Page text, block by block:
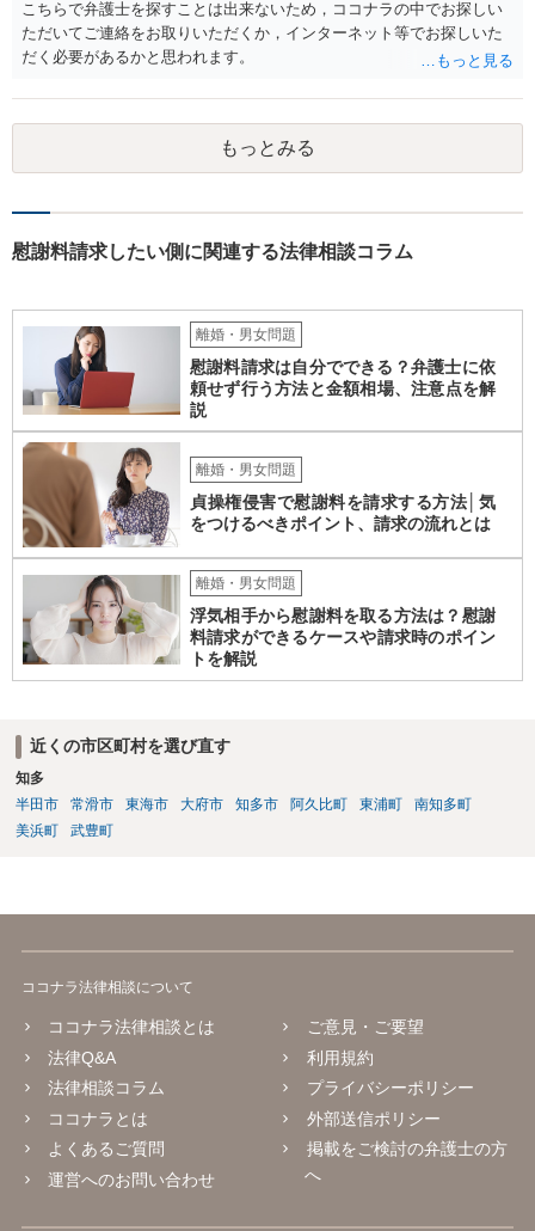
こちらで弁護士を探すことは出来ないため，ココナラの中でお探しい
ただいてご連絡をお取りいただくか，インターネット等でお探しいた
だく必要があるかと思われます。
もっとみる
慰謝料請求したい側に関連する法律相談コラム
離婚・男女問題
慰謝料請求は自分でできる？弁護士に依
頼せず行う方法と金額相場、注意点を解
説
離婚・男女問題
貞操権侵害で慰謝料を請求する方法│気
をつけるべきポイント、請求の流れとは
離婚・男女問題
浮気相手から慰謝料を取る方法は？慰謝
料請求ができるケースや請求時のポイン
トを解説
近くの市区町村を選び直す
知多
半田市
常滑市 東海市 大府市 知多市 阿久比町 東浦町
南知多町
美浜町
武豊町
ココナラ法律相談について
ココナラ法律相談とは
法律Q&A
法律相談コラム
ココナラとは
よくあるご質問
運営へのお問い合わせ
ご意見・ご要望
利用規約
プライバシーポリシー
外部送信ポリシー
掲載をご検討の弁護士の方
へ